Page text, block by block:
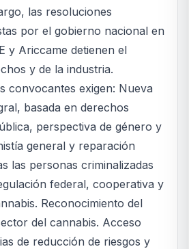
las resoluciones
por el gobierno nacional en
y Ariccame detienen el
y de la industria.
convocantes exigen: Nueva
basada en derechos
perspectiva de género y
general y reparación
las personas criminalizadas
federal, cooperativa y
Reconocimiento del
del cannabis. Acceso
de reducción de riesgos y